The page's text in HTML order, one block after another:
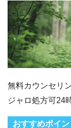
無料カウンセリ
ジャロ処方可24